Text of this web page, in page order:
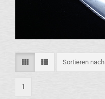
Sortieren nach
Sortieren nach
1